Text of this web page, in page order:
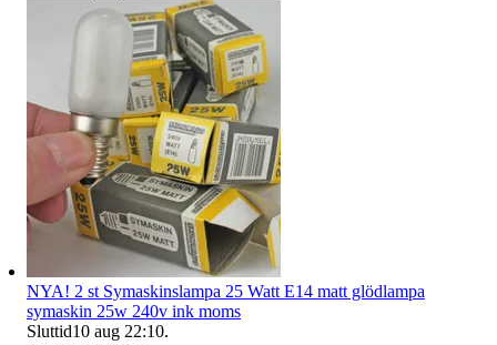
NYA! 2 st Symaskinslampa 25 Watt E14 matt glödlampa
symaskin 25w 240v ink moms
Sluttid10 aug 22:10.